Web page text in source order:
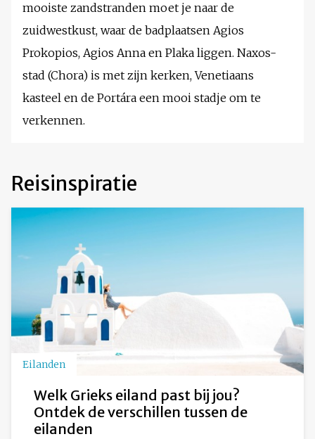
mooiste zandstranden moet je naar de
zuidwestkust, waar de badplaatsen Agios
Prokopios, Agios Anna en Plaka liggen. Naxos-
stad (Chora) is met zijn kerken, Venetiaans
kasteel en de Portára een mooi stadje om te
verkennen.
Reisinspiratie
Eilanden
Welk Grieks eiland past bij jou?
Ontdek de verschillen tussen de
eilanden